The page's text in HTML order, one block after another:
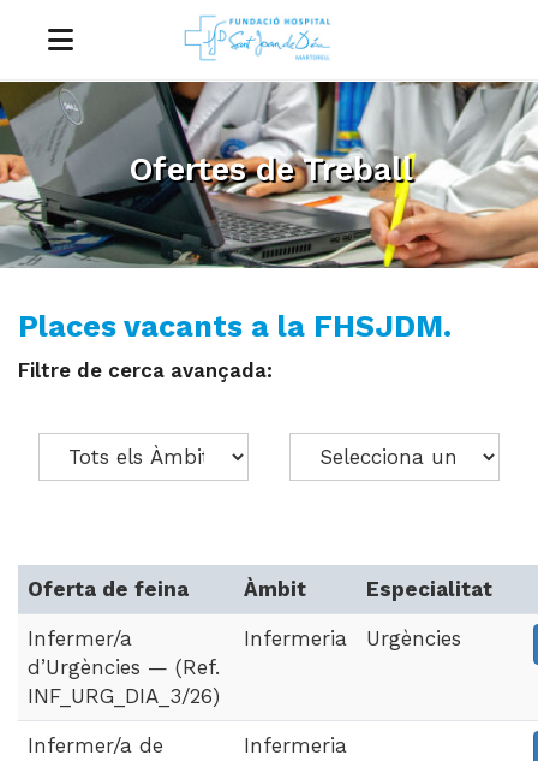
Ofertes de Treball
Places vacants a la FHSJDM.
Filtre de cerca avançada:
Oferta de feina Àmbit Especialitat
Infermer/a
d’Urgències — (Ref.
INF_URG_DIA_3/26)
Infermeria Urgències
Infermer/a de
Infermeria